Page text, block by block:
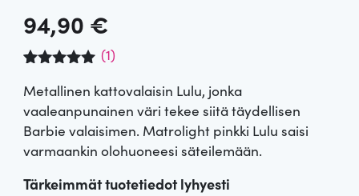
94,90 €
5:stä
perustuen
asiakkaan
arvotuksee
(1)
Metallinen kattovalaisin Lulu, jonka
vaaleanpunainen väri tekee siitä täydellisen
Barbie valaisimen. Matrolight pinkki Lulu saisi
varmaankin olohuoneesi säteilemään.
Tärkeimmät tuotetiedot lyhyesti